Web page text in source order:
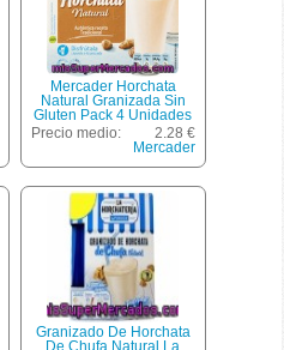
Mercader Horchata
Natural Granizada Sin
Gluten Pack 4 Unidades
200 G Estuche 800 Ml
Precio medio:
2.28 €
Mercader
Granizado De Horchata
De Chufa Natural La